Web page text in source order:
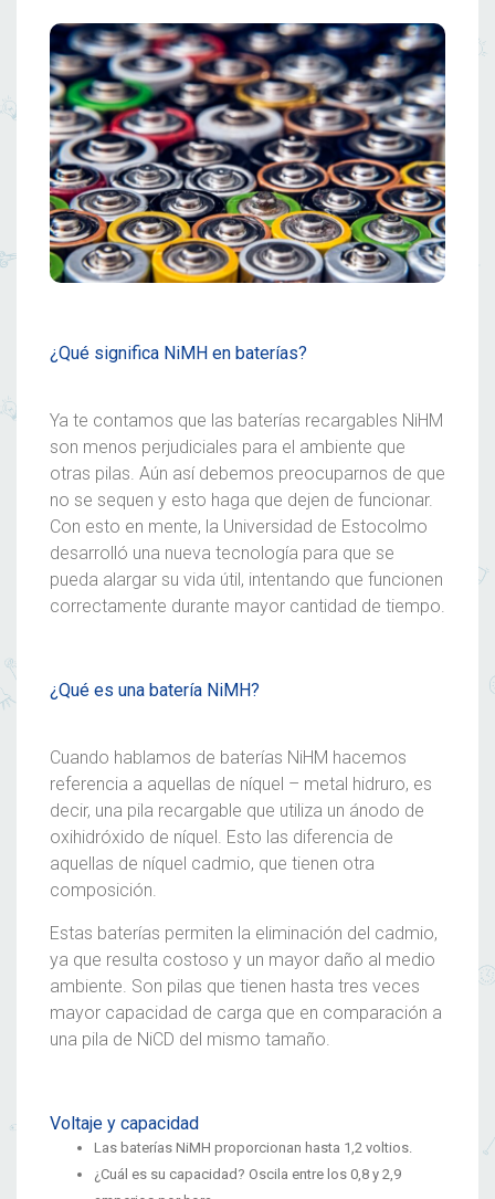
¿Qué significa NiMH en baterías?
Ya te contamos que las baterías recargables NiHM
son menos perjudiciales para el ambiente que
otras pilas. Aún así debemos preocuparnos de que
no se sequen y esto haga que dejen de funcionar.
Con esto en mente, la Universidad de Estocolmo
desarrolló una nueva tecnología para que se
pueda alargar su vida útil, intentando que funcionen
correctamente durante mayor cantidad de tiempo.
¿Qué es una batería NiMH?
Cuando hablamos de baterías NiHM hacemos
referencia a aquellas de níquel – metal hidruro, es
decir, una pila recargable que utiliza un ánodo de
oxihidróxido de níquel. Esto las diferencia de
aquellas de níquel cadmio, que tienen otra
composición.
Estas baterías permiten la eliminación del cadmio,
ya que resulta costoso y un mayor daño al medio
ambiente. Son pilas que tienen hasta tres veces
mayor capacidad de carga que en comparación a
una pila de NiCD del mismo tamaño.
Voltaje y capacidad
Las baterías NiMH proporcionan hasta 1,2 voltios.
¿Cuál es su capacidad? Oscila entre los 0,8 y 2,9